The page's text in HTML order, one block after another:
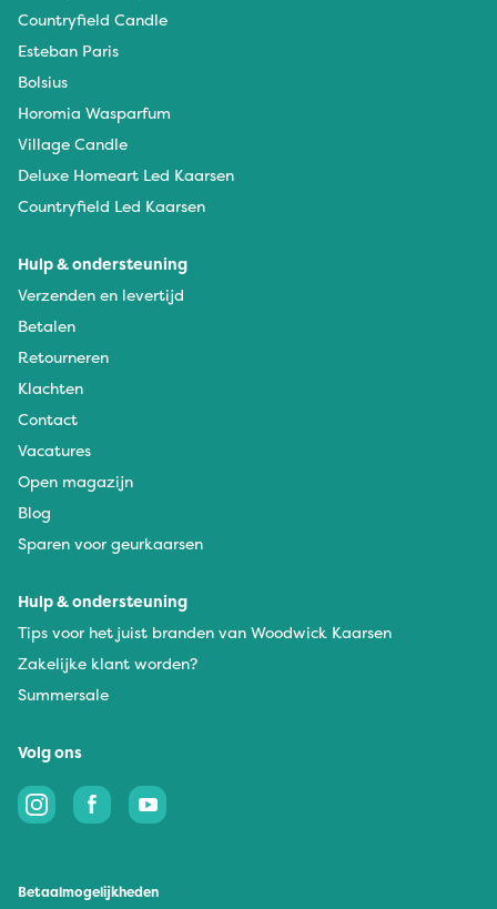
Countryfield Candle
Esteban Paris
Bolsius
Horomia Wasparfum
Village Candle
Deluxe Homeart Led Kaarsen
Countryfield Led Kaarsen
Hulp & ondersteuning
Verzenden en levertijd
Betalen
Retourneren
Klachten
Contact
Vacatures
Open magazijn
Blog
Sparen voor geurkaarsen
Hulp & ondersteuning
Tips voor het juist branden van Woodwick Kaarsen
Zakelijke klant worden?
Summersale
Volg ons
Betaalmogelijkheden